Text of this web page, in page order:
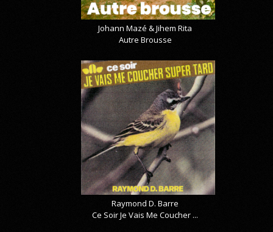
Johann Mazé & Jihem Rita
Autre Brousse
Raymond D. Barre
Ce Soir Je Vais Me Coucher ...